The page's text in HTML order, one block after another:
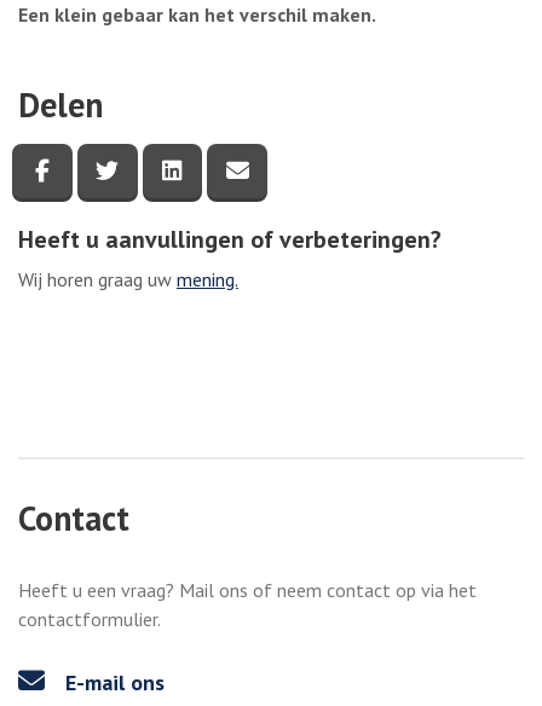
Een klein gebaar kan het verschil maken.
Delen
Deel deze pagina via Facebook
Deel deze pagina via Twitter
Deel deze pagina via LinkedIn
Heeft u aanvullingen of verbeteringen?
Wij horen graag uw mening.
Contact
Heeft u een vraag? Mail ons of neem contact op via het
contactformulier.
E-mail ons